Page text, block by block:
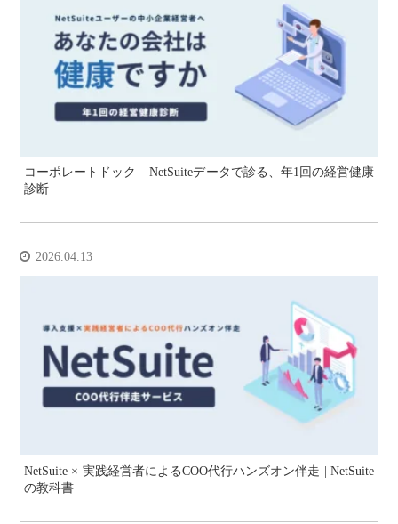
コーポレートドック – NetSuiteデータで診る、年1回の経営健康
診断
2026.04.13
NetSuite × 実践経営者によるCOO代行ハンズオン伴走 | NetSuite
の教科書